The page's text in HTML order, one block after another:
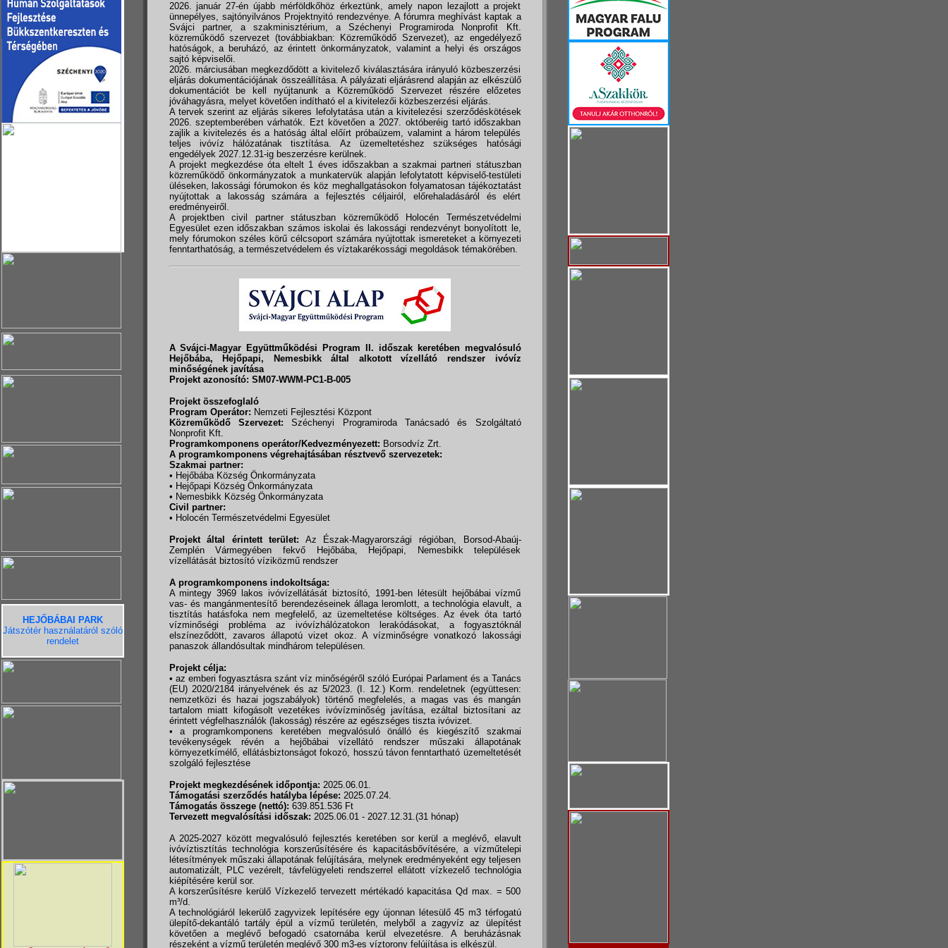
HEJŐBÁBAI PARK
Játszótér használatáról szóló
rendelet
2026. január 27-én újabb mérföldkőhöz érkeztünk, amely napon lezajlott a projekt
ünnepélyes, sajtónyilvános Projektnyitó rendezvénye. A fórumra meghívást kaptak a
Svájci partner, a szakminisztérium, a Széchenyi Programiroda Nonprofit Kft.
közreműködő szervezet (továbbiakban: Közreműködő Szervezet), az engedélyező
hatóságok, a beruházó, az érintett önkormányzatok, valamint a helyi és országos
sajtó képviselői.
2026. márciusában megkezdődött a kivitelező kiválasztására irányuló közbeszerzési
eljárás dokumentációjának összeállítása. A pályázati eljárásrend alapján az elkészülő
dokumentációt be kell nyújtanunk a Közreműködő Szervezet részére előzetes
jóváhagyásra, melyet követően indítható el a kivitelezői közbeszerzési eljárás.
A tervek szerint az eljárás sikeres lefolytatása után a kivitelezési szerződéskötések
2026. szeptemberében várhatók. Ezt követően a 2027. októberéig tartó időszakban
zajlik a kivitelezés és a hatóság által előírt próbaüzem, valamint a három település
teljes ivóvíz hálózatának tisztítása. Az üzemeltetéshez szükséges hatósági
engedélyek 2027.12.31-ig beszerzésre kerülnek.
A projekt megkezdése óta eltelt 1 éves időszakban a szakmai partneri státuszban
közreműködő önkormányzatok a munkatervük alapján lefolytatott képviselő-testületi
üléseken, lakossági fórumokon és köz meghallgatásokon folyamatosan tájékoztatást
nyújtottak a lakosság számára a fejlesztés céljairól, előrehaladásáról és elért
eredményeiről.
A projektben civil partner státuszban közreműködő Holocén Természetvédelmi
Egyesület ezen időszakban számos iskolai és lakossági rendezvényt bonyolított le,
mely fórumokon széles körű célcsoport számára nyújtottak ismereteket a környezeti
fenntarthatóság, a természetvédelem és víztakarékossági megoldások témakörében.
A Svájci-Magyar Együttműködési Program II. időszak keretében megvalósuló
Hejőbába, Hejőpapi, Nemesbikk által alkotott vízellátó rendszer ivóvíz
minőségének javítása
Projekt azonosító: SM07-WWM-PC1-B-005
Projekt összefoglaló
Program Operátor: Nemzeti Fejlesztési Központ
Közreműködő Szervezet: Széchenyi Programiroda Tanácsadó és Szolgáltató
Nonprofit Kft.
Programkomponens operátor/Kedvezményezett: Borsodvíz Zrt.
A programkomponens végrehajtásában résztvevő szervezetek:
Szakmai partner:
• Hejőbába Község Önkormányzata
• Hejőpapi Község Önkormányzata
• Nemesbikk Község Önkormányzata
Civil partner:
• Holocén Természetvédelmi Egyesület
Projekt által érintett terület: Az Észak-Magyarországi régióban, Borsod-Abaúj-
Zemplén Vármegyében fekvő Hejőbába, Hejőpapi, Nemesbikk települések
vízellátását biztosító víziközmű rendszer
A programkomponens indokoltsága:
A mintegy 3969 lakos ivóvízellátását biztosító, 1991-ben létesült hejőbábai vízmű
vas- és mangánmentesítő berendezéseinek állaga leromlott, a technológia elavult, a
tisztítás hatásfoka nem megfelelő, az üzemeltetése költséges. Az évek óta tartó
vízminőségi probléma az ivóvízhálózatokon lerakódásokat, a fogyasztóknál
elszíneződött, zavaros állapotú vizet okoz. A vízminőségre vonatkozó lakossági
panaszok állandósultak mindhárom településen.
Projekt célja:
• az emberi fogyasztásra szánt víz minőségéről szóló Európai Parlament és a Tanács
(EU) 2020/2184 irányelvének és az 5/2023. (I. 12.) Korm. rendeletnek (együttesen:
nemzetközi és hazai jogszabályok) történő megfelelés, a magas vas és mangán
tartalom miatt kifogásolt vezetékes ivóvízminőség javítása, ezáltal biztosítani az
érintett végfelhasználók (lakosság) részére az egészséges tiszta ivóvizet.
• a programkomponens keretében megvalósuló önálló és kiegészítő szakmai
tevékenységek révén a hejőbábai vízellátó rendszer műszaki állapotának
környezetkímélő, ellátásbiztonságot fokozó, hosszú távon fenntartható üzemeltetését
szolgáló fejlesztése
Projekt megkezdésének időpontja: 2025.06.01.
Támogatási szerződés hatályba lépése: 2025.07.24.
Támogatás összege (nettó): 639.851.536 Ft
Tervezett megvalósítási időszak: 2025.06.01 - 2027.12.31.(31 hónap)
A 2025-2027 között megvalósuló fejlesztés keretében sor kerül a meglévő, elavult
ivóvíztisztítás technológia korszerűsítésére és kapacitásbővítésére, a vízműtelepi
létesítmények műszaki állapotának felújítására, melynek eredményeként egy teljesen
automatizált, PLC vezérelt, távfelügyeleti rendszerrel ellátott vízkezelő technológia
kiépítésére kerül sor.
A korszerűsítésre kerülő Vízkezelő tervezett mértékadó kapacitása Qd max. = 500
m³/d.
A technológiáról lekerülő zagyvizek lepítésére egy újonnan létesülő 45 m3 térfogatú
ülepítő-dekantáló tartály épül a vízmű területén, melyből a zagyvíz az ülepítést
követően a meglévő befogadó csatornába kerül elvezetésre. A beruházásnak
részeként a vízmű területén meglévő 300 m3-es víztorony felújítása is elkészül.